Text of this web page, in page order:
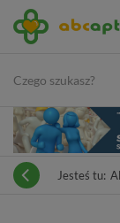
Jesteś tu: